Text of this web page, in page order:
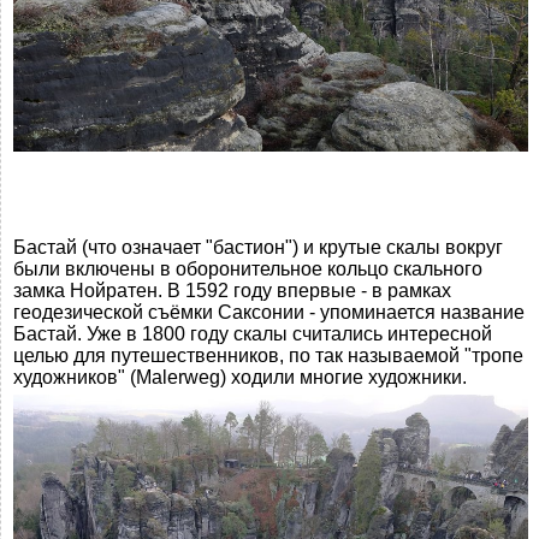
Бастай (что означает "бастион") и крутые скалы вокруг
были включены в оборонительное кольцо скального
замка Нойратен. В 1592 году впервые - в рамках
геодезической съёмки Саксонии - упоминается название
Бастай. Уже в 1800 году скалы считались интересной
целью для путешественников, по так называемой "тропе
художников" (Malerweg) ходили многие художники.